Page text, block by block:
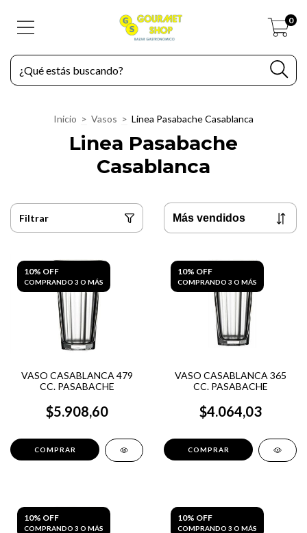
0
Inicio > Vasos > Linea Pasabache Casablanca
Linea Pasabache
Casablanca
Filtrar
10% OFF
COMPRANDO 3 O MÁS
VASO CASABLANCA 479
CC. PASABACHE
$5.908,60
10% OFF
COMPRANDO 3 O MÁS
VASO CASABLANCA 365
CC. PASABACHE
$4.064,03
10% OFF
COMPRANDO 3 O MÁS
10% OFF
COMPRANDO 3 O MÁS